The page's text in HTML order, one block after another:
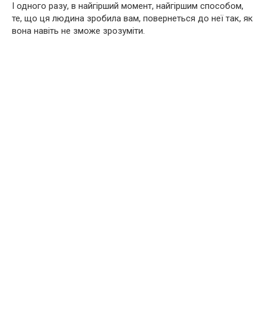
І одного разу, в найгірший момент, найгіршим способом,
те, що ця людина зробила вам, повернеться до неї так, як
вона навіть не зможе зрозуміти.